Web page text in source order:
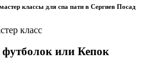
классы для спа пати в Сергиев Посад
футболок или Кепок